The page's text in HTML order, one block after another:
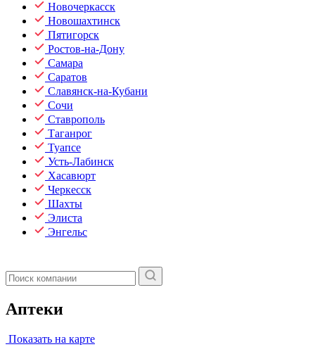
Новочеркасск
Новошахтинск
Пятигорск
Ростов-на-Дону
Самара
Саратов
Славянск-на-Кубани
Сочи
Ставрополь
Таганрог
Туапсе
Усть-Лабинск
Хасавюрт
Черкесск
Шахты
Элиста
Энгельс
Аптеки
Показать на карте